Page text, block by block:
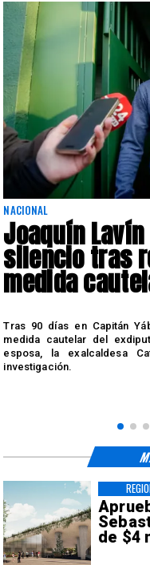
NACIONAL
Joaquín
silencio tras
medida
Tras 90 días en Capitán
medida cautelar del
esposa, la exalcaldesa
investigación.
de $4